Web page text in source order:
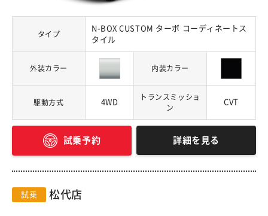
タイプ
N-BOX CUSTOM ターボ コーディネートス
タイル
外装カラー 内装カラー
駆動方式 4WD
トランスミッショ
ン
CVT
試乗予約 詳細を見る
試乗 松代店